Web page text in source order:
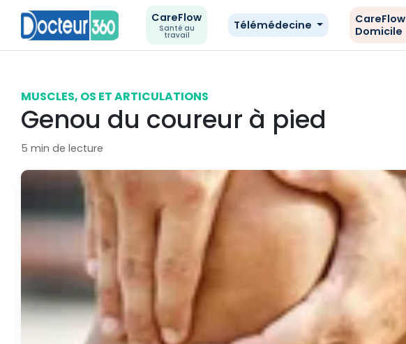
CareFlow
Santé au
travail
Télémédecine
CareFlow
Domicile
MUSCLES, OS ET ARTICULATIONS
Genou du coureur à pied
5 min de lecture